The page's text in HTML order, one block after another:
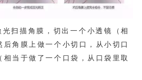
光扫描角膜，切出一个小透镜（相
后角膜上做一个小切口，从小切口
相当于做了一个口袋，从口袋里取